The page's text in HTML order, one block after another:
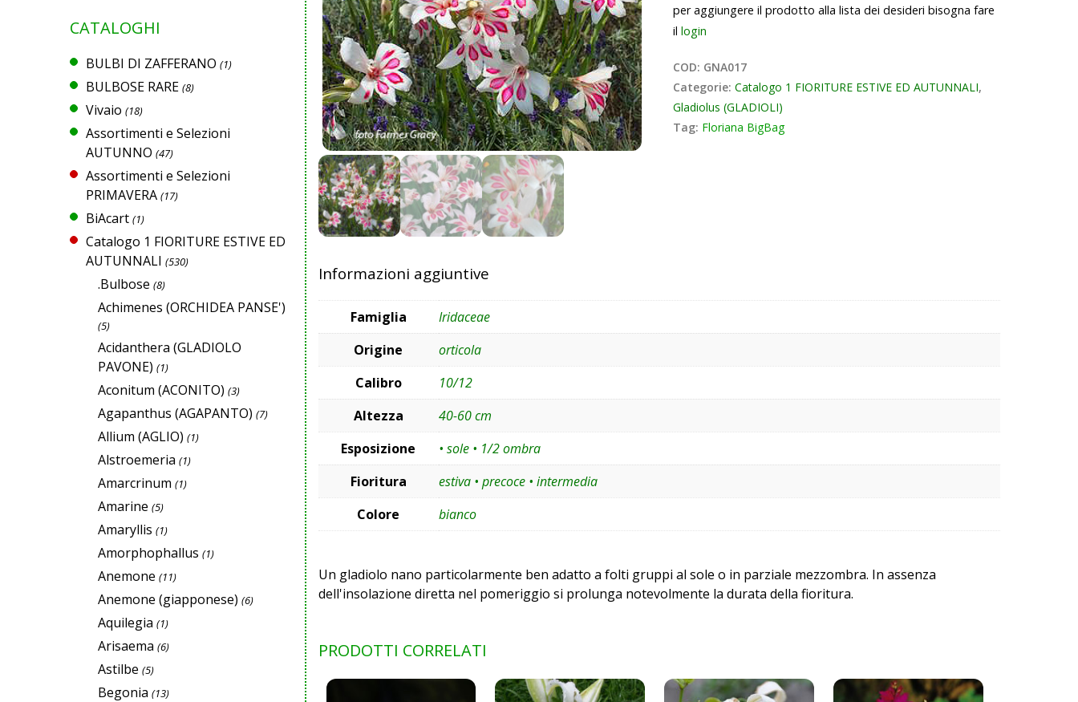
per aggiungere il prodotto alla lista dei desideri bisogna fare
il login
COD: GNA017
Categorie: Catalogo 1 FIORITURE ESTIVE ED AUTUNNALI,
Gladiolus (GLADIOLI)
Tag: Floriana BigBag
Informazioni aggiuntive
Famiglia
Iridaceae
Origine
orticola
Calibro
10/12
Altezza
40-60 cm
Esposizione
• sole • 1/2 ombra
Fioritura
estiva • precoce • intermedia
Colore
bianco
Un gladiolo nano particolarmente ben adatto a folti gruppi al sole o in parziale mezzombra. In assenza
dell'insolazione diretta nel pomeriggio si prolunga notevolmente la durata della fioritura.
PRODOTTI CORRELATI
CATALOGHI
BULBI DI ZAFFERANO (1)
BULBOSE RARE (8)
Vivaio (18)
Assortimenti e Selezioni
AUTUNNO (47)
Assortimenti e Selezioni
PRIMAVERA (17)
BiAcart (1)
Catalogo 1 FIORITURE ESTIVE ED
AUTUNNALI (530)
.Bulbose (8)
Achimenes (ORCHIDEA PANSE')
(5)
Acidanthera (GLADIOLO
PAVONE) (1)
Aconitum (ACONITO) (3)
Agapanthus (AGAPANTO) (7)
Allium (AGLIO) (1)
Alstroemeria (1)
Amarcrinum (1)
Amarine (5)
Amaryllis (1)
Amorphophallus (1)
Anemone (11)
Anemone (giapponese) (6)
Aquilegia (1)
Arisaema (6)
Astilbe (5)
Begonia (13)